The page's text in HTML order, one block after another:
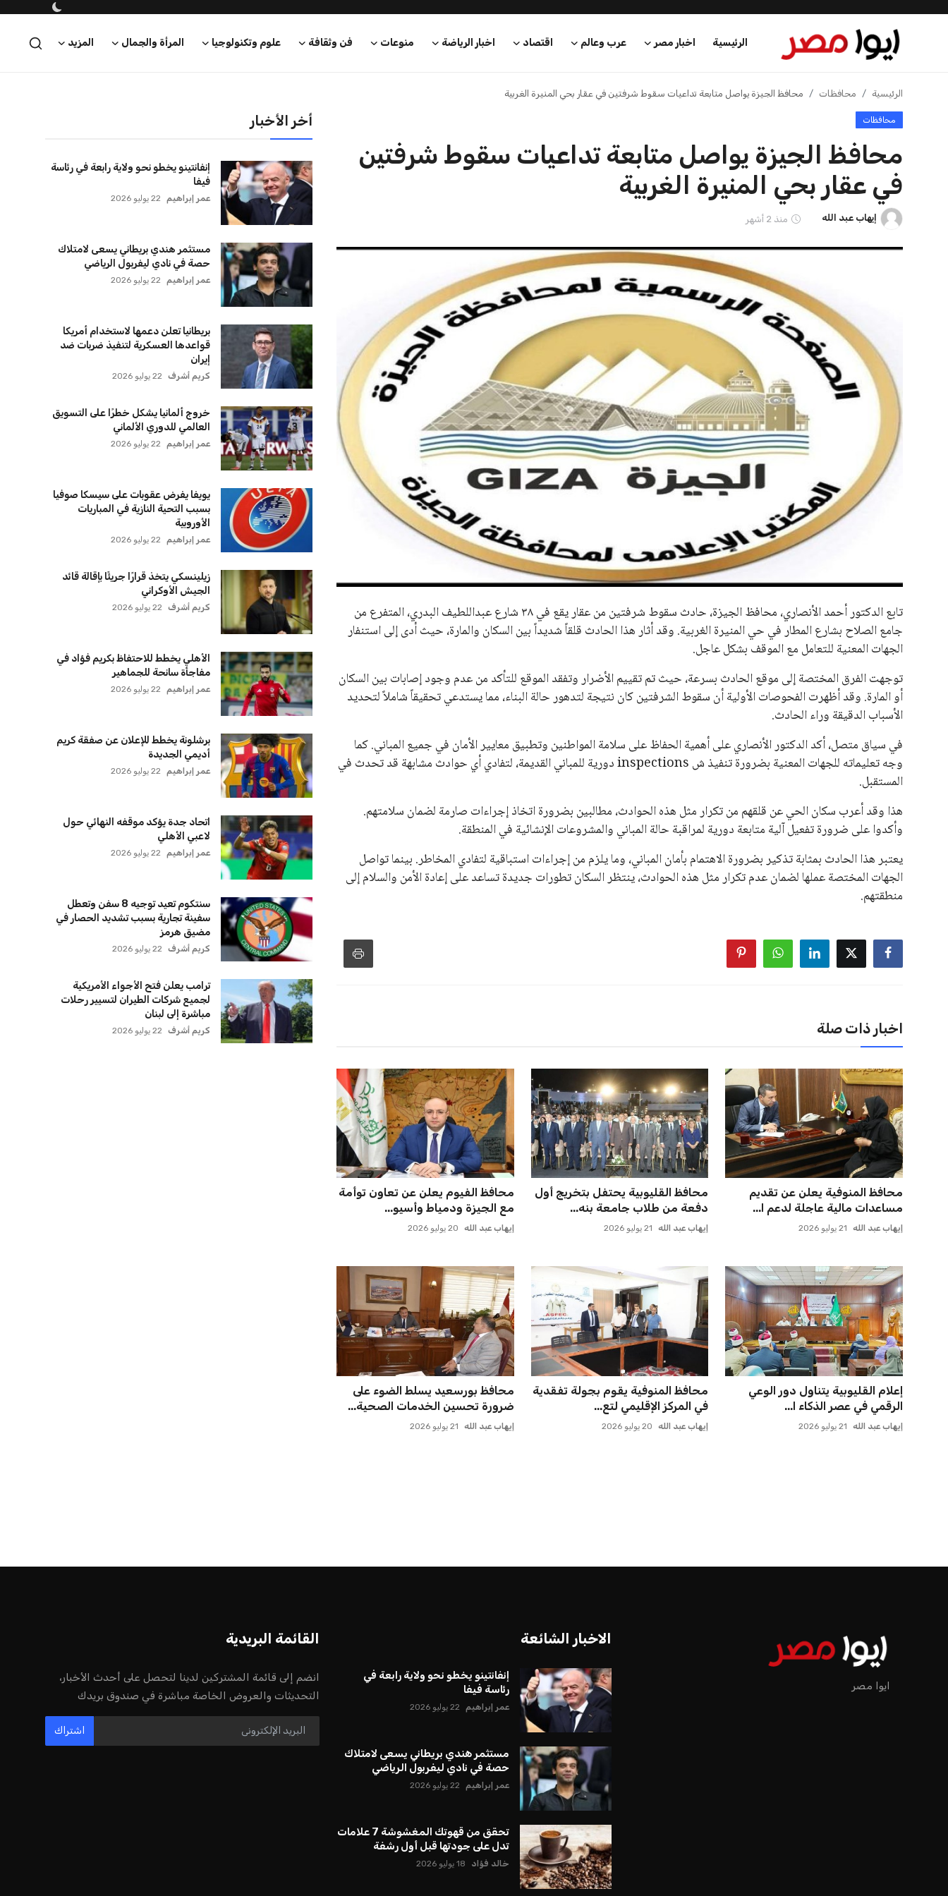
الرئيسية اخبار مصر عرب وعالم اقتصاد اخبار الرياضة منوعات فن وثقافة علوم وتكنولوجيا المرأة والجمال المزيد
الرئيسية
اخبار مصر
عرب وعالم
اخبار الرياضة
علوم وتكنولوجيا
المرأة والجمال
محافظات
الرئيسية محافظات محافظ الجيزة يواصل متابعة تداعيات سقوط شرفتين في عقار بحي المنيرة الغربية
محافظات
محافظ الجيزة يواصل متابعة تداعيات سقوط شرفتين
في عقار بحي المنيرة الغربية
إيهاب عبد الله منذ 2 أشهر
تابع الدكتور أحمد الأنصاري، محافظ الجيزة، حادث سقوط شرفتين من عقار يقع في ٣٨ شارع عبداللطيف البدري، المتفرع من
جامع الصلاح بشارع المطار في حي المنيرة الغربية. وقد أثار هذا الحادث قلقاً شديداً بين السكان والمارة، حيث أدى إلى استنفار
الجهات المعنية للتعامل مع الموقف بشكل عاجل.
توجهت الفرق المختصة إلى موقع الحادث بسرعة، حيث تم تقييم الأضرار وتفقد الموقع للتأكد من عدم وجود إصابات بين السكان
أو المارة. وقد أظهرت الفحوصات الأولية أن سقوط الشرفتين كان نتيجة لتدهور حالة البناء، مما يستدعي تحقيقاً شاملاً لتحديد
الأسباب الدقيقة وراء الحادث.
في سياق متصل، أكد الدكتور الأنصاري على أهمية الحفاظ على سلامة المواطنين وتطبيق معايير الأمان في جميع المباني. كما
وجه تعليماته للجهات المعنية بضرورة تنفيذ ش inspections دورية للمباني القديمة، لتفادي أي حوادث مشابهة قد تحدث في
المستقبل.
هذا وقد أعرب سكان الحي عن قلقهم من تكرار مثل هذه الحوادث، مطالبين بضرورة اتخاذ إجراءات صارمة لضمان سلامتهم.
وأكدوا على ضرورة تفعيل آلية متابعة دورية لمراقبة حالة المباني والمشروعات الإنشائية في المنطقة.
يعتبر هذا الحادث بمثابة تذكير بضرورة الاهتمام بأمان المباني، وما يلزم من إجراءات استباقية لتفادي المخاطر. بينما تواصل
الجهات المختصة عملها لضمان عدم تكرار مثل هذه الحوادث، ينتظر السكان تطورات جديدة تساعد على إعادة الأمن والسلام إلى
منطقتهم.
اخبار ذات صلة
محافظ المنوفية يعلن عن تقديم
مساعدات مالية عاجلة لدعم ا...
إيهاب عبد الله 21 يوليو 2026
محافظ القليوبية يحتفل بتخريج أول
دفعة من طلاب جامعة بنه...
إيهاب عبد الله 21 يوليو 2026
محافظ الفيوم يعلن عن تعاون توأمة
مع الجيزة ودمياط وأسيو...
إيهاب عبد الله 20 يوليو 2026
إعلام القليوبية يتناول دور الوعي
الرقمي في عصر الذكاء ا...
إيهاب عبد الله 21 يوليو 2026
محافظ المنوفية يقوم بجولة تفقدية
في المركز الإقليمي لتع...
إيهاب عبد الله 20 يوليو 2026
محافظ بورسعيد يسلط الضوء على
ضرورة تحسين الخدمات الصحية...
إيهاب عبد الله 21 يوليو 2026
أخر الأخبار
إنفانتينو يخطو نحو ولاية رابعة في رئاسة
فيفا
عمر إبراهيم 22 يوليو 2026
مستثمر هندي بريطاني يسعى لامتلاك
حصة في نادي ليفربول الرياضي
عمر إبراهيم 22 يوليو 2026
بريطانيا تعلن دعمها لاستخدام أمريكا
قواعدها العسكرية لتنفيذ ضربات ضد
إيران
كريم أشرف 22 يوليو 2026
خروج ألمانيا يشكل خطرًا على التسويق
العالمي للدوري الألماني
عمر إبراهيم 22 يوليو 2026
يويفا يفرض عقوبات على سيسكا صوفيا
بسبب التحية النازية في المباريات
الأوروبية
عمر إبراهيم 22 يوليو 2026
زيلينسكي يتخذ قرارًا جريئًا بإقالة قائد
الجيش الأوكراني
كريم أشرف 22 يوليو 2026
الأهلي يخطط للاحتفاظ بكريم فؤاد في
مفاجأة سانحة للجماهير
عمر إبراهيم 22 يوليو 2026
برشلونة يخطط للإعلان عن صفقة كريم
أديمي الجديدة
عمر إبراهيم 22 يوليو 2026
اتحاد جدة يؤكد موقفه النهائي حول
لاعبي الأهلي
عمر إبراهيم 22 يوليو 2026
سنتكوم تعيد توجيه 8 سفن وتعطل
سفينة تجارية بسبب تشديد الحصار في
مضيق هرمز
كريم أشرف 22 يوليو 2026
ترامب يعلن فتح الأجواء الأمريكية
لجميع شركات الطيران لتسيير رحلات
مباشرة إلى لبنان
كريم أشرف 22 يوليو 2026
إنفانتينو يخطو نحو ولاية رابعة في رئاسة فيفا
عمر إبراهيم
عمر إبراهيم 22 يوليو 2026
مستثمر هندي بريطاني يسعى لامتلاك
حصة في نادي ليفربول الرياضي